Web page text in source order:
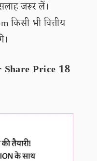
जरूर लें।
भी वित्तीय
Share Price 18